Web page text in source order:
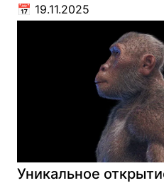
📅 19.11.2025
Уникальное